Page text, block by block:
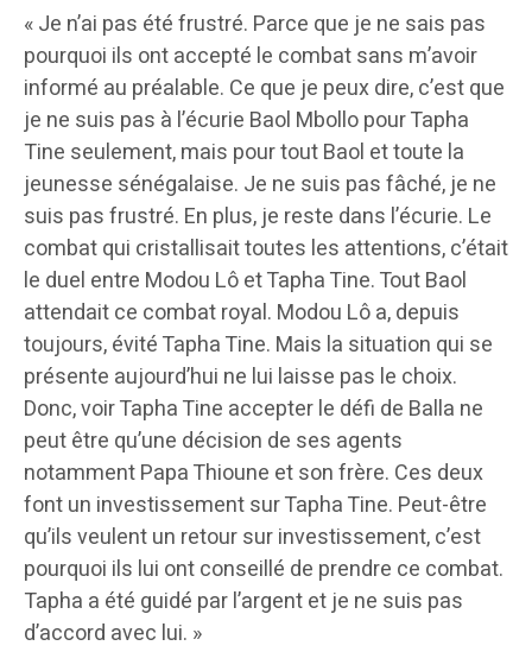
« Je n’ai pas été frustré. Parce que je ne sais pas
pourquoi ils ont accepté le combat sans m’avoir
informé au préalable. Ce que je peux dire, c’est que
je ne suis pas à l’écurie Baol Mbollo pour Tapha
Tine seulement, mais pour tout Baol et toute la
jeunesse sénégalaise. Je ne suis pas fâché, je ne
suis pas frustré. En plus, je reste dans l’écurie. Le
combat qui cristallisait toutes les attentions, c’était
le duel entre Modou Lô et Tapha Tine. Tout Baol
attendait ce combat royal. Modou Lô a, depuis
toujours, évité Tapha Tine. Mais la situation qui se
présente aujourd’hui ne lui laisse pas le choix.
Donc, voir Tapha Tine accepter le défi de Balla ne
peut être qu’une décision de ses agents
notamment Papa Thioune et son frère. Ces deux
font un investissement sur Tapha Tine. Peut-être
qu’ils veulent un retour sur investissement, c’est
pourquoi ils lui ont conseillé de prendre ce combat.
Tapha a été guidé par l’argent et je ne suis pas
d’accord avec lui. »